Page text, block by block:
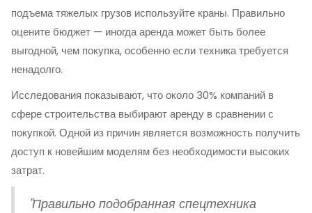
подъема тяжелых грузов используйте краны. Правильно
оцените бюджет — иногда аренда может быть более
выгодной, чем покупка, особенно если техника требуется
ненадолго.
Исследования показывают, что около 30% компаний в
сфере строительства выбирают аренду в сравнении с
покупкой. Одной из причин является возможность получить
доступ к новейшим моделям без необходимости высоких
затрат.
"Правильно подобранная спецтехника